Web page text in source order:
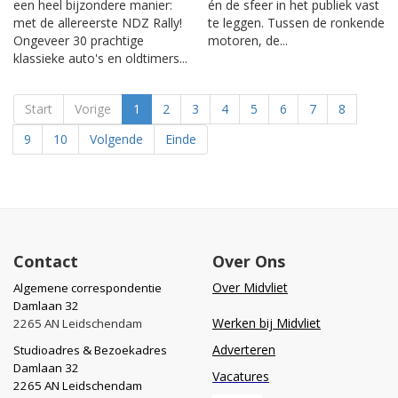
een heel bijzondere manier:
met de allereerste NDZ Rally!
Ongeveer 30 prachtige
klassieke auto's en oldtimers...
én de sfeer in het publiek vast
te leggen. Tussen de ronkende
motoren, de...
Start Vorige 1 2 3 4 5 6 7
8
9
10 Volgende Einde
Contact
Algemene correspondentie
Damlaan 32
2265 AN Leidschendam
Studioadres & Bezoekadres
Damlaan 32
2265 AN Leidschendam
Over Ons
Over Midvliet
Werken bij Midvliet
Adverteren
Vacatures